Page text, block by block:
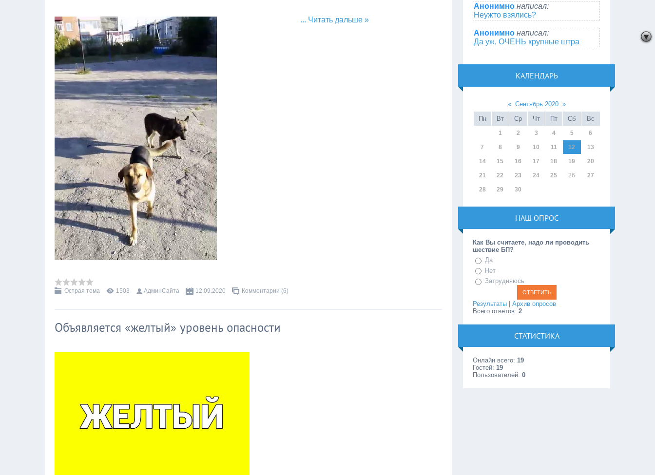
... Читать дальше »
Острая тема 1503 АдминСайта 12.09.2020 Комментарии (6)
Объявляется «желтый» уровень опасности
Анонимно написал:
Неужто взялись?
Анонимно написал:
Да уж, ОЧЕНЬ крупные штра
КАЛЕНДАРЬ
« Сентябрь 2020 »
Пн
Вт Ср Чт Пт Сб Вс
1 2 3 4 5 6
7 8 9 10 11 12 13
14 15 16 17 18 19 20
21 22 23 24 25 26 27
28 29 30
НАШ ОПРОС
Как Вы считаете, надо ли проводить
шествие БП?
Да
Нет
Затрудняюсь
Результаты |Архив опросов
Всего ответов:2
СТАТИСТИКА
Онлайн всего: 19
Гостей: 19
Пользователей:0